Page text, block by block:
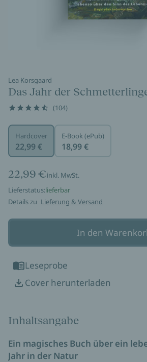
Lea Korsgaard
Das Jahr der
(104)
Hardcover
22,99 €
E-Book (ePub)
18,99 €
22,99 €inkl. MwSt.
Lieferstatus:lieferbar
Details zu Lieferung & Versand
In den
Leseprobe
Cover herunterladen
Inhaltsangabe
Ein magisches Buch über ein
Jahr in der Natur